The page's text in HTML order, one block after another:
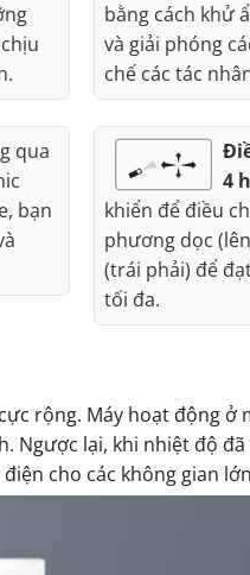
bằng cách khử
và giải phóng
chế các tác
qua
bạn
4
khiển để điều
phương dọc
(trái phải) để
tối đa.
rộng. Máy hoạt động ở
Ngược lại, khi nhiệt độ
cho các không gian